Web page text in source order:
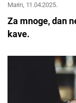
Marin, 11.04.2025.
Za mnoge, dan
kave.